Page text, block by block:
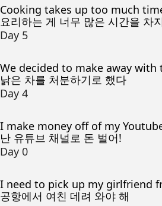
Cooking takes up too much
요리하는 게 너무 많은 시간을 차
Day 5
We decided to make away with
낡은 차를 처분하기로 했다
Day 4
I make money off of my
난 유튜브 채널로 돈 벌어!
Day 0
I need to pick up my girlfriend
공항에서 여친 데려 와야 해